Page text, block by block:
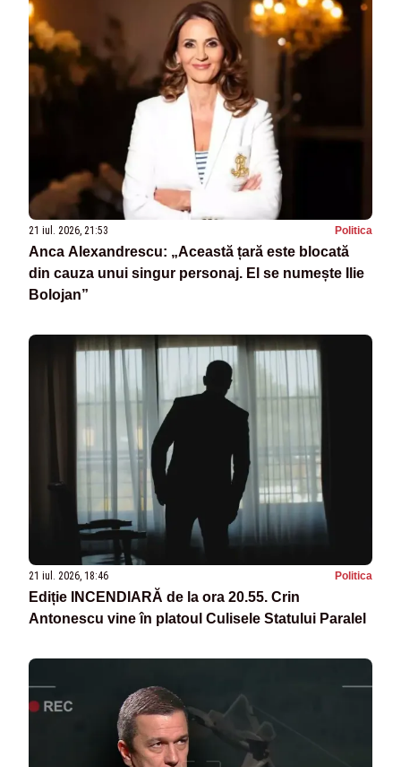
21 iul. 2026, 21:53 Politica
Anca Alexandrescu: „Această țară este blocată
din cauza unui singur personaj. El se numește Ilie
Bolojan”
21 iul. 2026, 18:46 Politica
Ediție INCENDIARĂ de la ora 20.55. Crin
Antonescu vine în platoul Culisele Statului Paralel